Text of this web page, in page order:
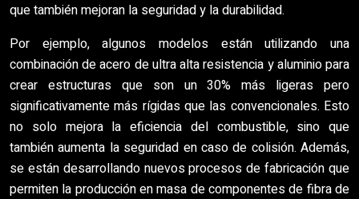
que también mejoran la seguridad y la durabilidad.
Por ejemplo, algunos modelos están utilizando una
combinación de acero de ultra alta resistencia y aluminio para
crear estructuras que son un 30% más ligeras pero
significativamente más rígidas que las convencionales. Esto
no solo mejora la eficiencia del combustible, sino que
también aumenta la seguridad en caso de colisión. Además,
se están desarrollando nuevos procesos de fabricación que
permiten la producción en masa de componentes de fibra de